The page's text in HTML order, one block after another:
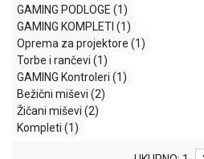
FIKSNI
TELEFONI
MALI
KUĆNI
APARATI
LICA I
GAMING PODLOGE (1)
GAMING KOMPLETI (1)
Oprema za projektore (1)
Torbe i rančevi (1)
GAMING Kontroleri (1)
Bežični miševi (2)
Žičani miševi (2)
Kompleti (1)